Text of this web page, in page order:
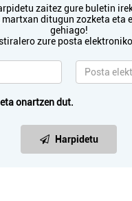
zaitez gure buletin
ditugun zozketa
gehiago!
zure posta
onartzen dut.
Harpidetu
MILA